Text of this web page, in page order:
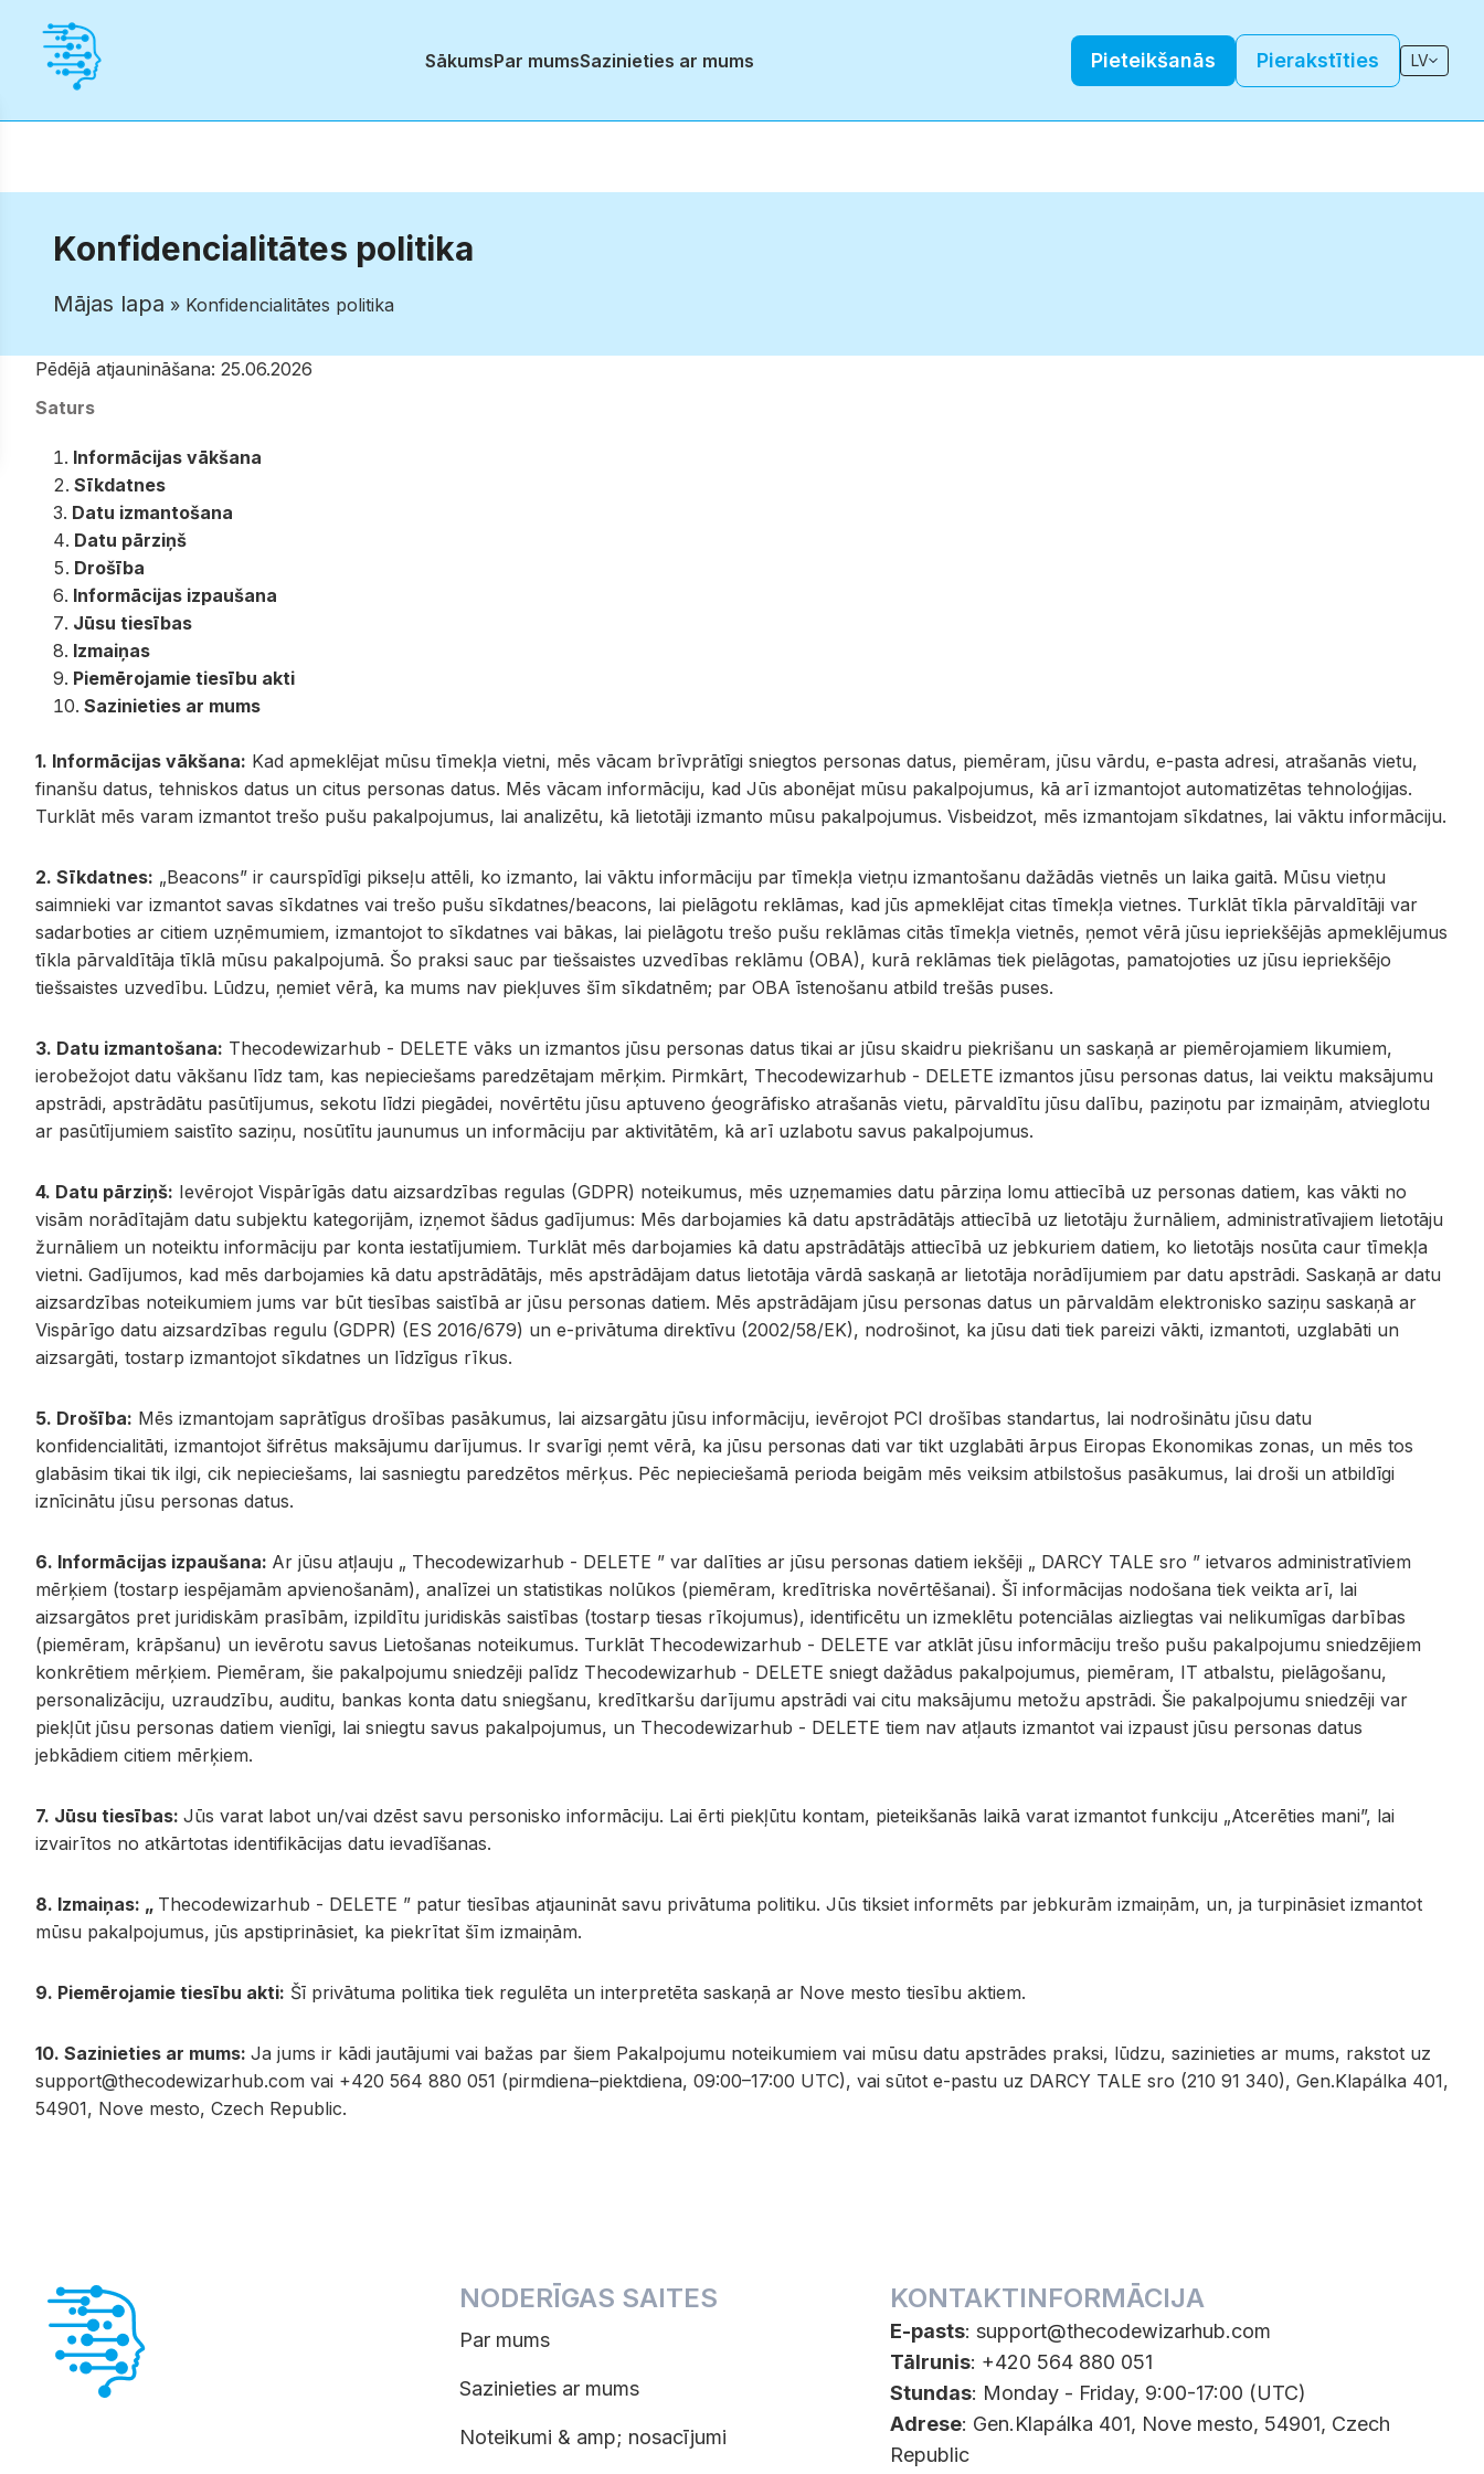
SākumsPar mumsSazinieties ar mums Pieteikšanās Pierakstīties LV
Konfidencialitātes politika
Mājas lapa » Konfidencialitātes politika
Pēdējā atjaunināšana: 25.06.2026
Saturs
Informācijas vākšana
Sīkdatnes
Datu izmantošana
Datu pārziņš
Drošība
Informācijas izpaušana
Jūsu tiesības
Izmaiņas
Piemērojamie tiesību akti
Sazinieties ar mums
1. Informācijas vākšana: Kad apmeklējat mūsu tīmekļa vietni, mēs vācam brīvprātīgi sniegtos personas datus, piemēram, jūsu vārdu, e-pasta adresi, atrašanās vietu,
finanšu datus, tehniskos datus un citus personas datus. Mēs vācam informāciju, kad Jūs abonējat mūsu pakalpojumus, kā arī izmantojot automatizētas tehnoloģijas.
Turklāt mēs varam izmantot trešo pušu pakalpojumus, lai analizētu, kā lietotāji izmanto mūsu pakalpojumus. Visbeidzot, mēs izmantojam sīkdatnes, lai vāktu informāciju.
2. Sīkdatnes: „Beacons” ir caurspīdīgi pikseļu attēli, ko izmanto, lai vāktu informāciju par tīmekļa vietņu izmantošanu dažādās vietnēs un laika gaitā. Mūsu vietņu
saimnieki var izmantot savas sīkdatnes vai trešo pušu sīkdatnes/beacons, lai pielāgotu reklāmas, kad jūs apmeklējat citas tīmekļa vietnes. Turklāt tīkla pārvaldītāji var
sadarboties ar citiem uzņēmumiem, izmantojot to sīkdatnes vai bākas, lai pielāgotu trešo pušu reklāmas citās tīmekļa vietnēs, ņemot vērā jūsu iepriekšējās apmeklējumus
tīkla pārvaldītāja tīklā mūsu pakalpojumā. Šo praksi sauc par tiešsaistes uzvedības reklāmu (OBA), kurā reklāmas tiek pielāgotas, pamatojoties uz jūsu iepriekšējo
tiešsaistes uzvedību. Lūdzu, ņemiet vērā, ka mums nav piekļuves šīm sīkdatnēm; par OBA īstenošanu atbild trešās puses.
3. Datu izmantošana: Thecodewizarhub - DELETE vāks un izmantos jūsu personas datus tikai ar jūsu skaidru piekrišanu un saskaņā ar piemērojamiem likumiem,
ierobežojot datu vākšanu līdz tam, kas nepieciešams paredzētajam mērķim. Pirmkārt, Thecodewizarhub - DELETE izmantos jūsu personas datus, lai veiktu maksājumu
apstrādi, apstrādātu pasūtījumus, sekotu līdzi piegādei, novērtētu jūsu aptuveno ģeogrāfisko atrašanās vietu, pārvaldītu jūsu dalību, paziņotu par izmaiņām, atvieglotu
ar pasūtījumiem saistīto saziņu, nosūtītu jaunumus un informāciju par aktivitātēm, kā arī uzlabotu savus pakalpojumus.
4. Datu pārziņš: Ievērojot Vispārīgās datu aizsardzības regulas (GDPR) noteikumus, mēs uzņemamies datu pārziņa lomu attiecībā uz personas datiem, kas vākti no
visām norādītajām datu subjektu kategorijām, izņemot šādus gadījumus: Mēs darbojamies kā datu apstrādātājs attiecībā uz lietotāju žurnāliem, administratīvajiem lietotāju
žurnāliem un noteiktu informāciju par konta iestatījumiem. Turklāt mēs darbojamies kā datu apstrādātājs attiecībā uz jebkuriem datiem, ko lietotājs nosūta caur tīmekļa
vietni. Gadījumos, kad mēs darbojamies kā datu apstrādātājs, mēs apstrādājam datus lietotāja vārdā saskaņā ar lietotāja norādījumiem par datu apstrādi. Saskaņā ar datu
aizsardzības noteikumiem jums var būt tiesības saistībā ar jūsu personas datiem. Mēs apstrādājam jūsu personas datus un pārvaldām elektronisko saziņu saskaņā ar
Vispārīgo datu aizsardzības regulu (GDPR) (ES 2016/679) un e-privātuma direktīvu (2002/58/EK), nodrošinot, ka jūsu dati tiek pareizi vākti, izmantoti, uzglabāti un
aizsargāti, tostarp izmantojot sīkdatnes un līdzīgus rīkus.
5. Drošība: Mēs izmantojam saprātīgus drošības pasākumus, lai aizsargātu jūsu informāciju, ievērojot PCI drošības standartus, lai nodrošinātu jūsu datu
konfidencialitāti, izmantojot šifrētus maksājumu darījumus. Ir svarīgi ņemt vērā, ka jūsu personas dati var tikt uzglabāti ārpus Eiropas Ekonomikas zonas, un mēs tos
glabāsim tikai tik ilgi, cik nepieciešams, lai sasniegtu paredzētos mērķus. Pēc nepieciešamā perioda beigām mēs veiksim atbilstošus pasākumus, lai droši un atbildīgi
iznīcinātu jūsu personas datus.
6. Informācijas izpaušana: Ar jūsu atļauju „ Thecodewizarhub - DELETE ” var dalīties ar jūsu personas datiem iekšēji „ DARCY TALE sro ” ietvaros administratīviem
mērķiem (tostarp iespējamām apvienošanām), analīzei un statistikas nolūkos (piemēram, kredītriska novērtēšanai). Šī informācijas nodošana tiek veikta arī, lai
aizsargātos pret juridiskām prasībām, izpildītu juridiskās saistības (tostarp tiesas rīkojumus), identificētu un izmeklētu potenciālas aizliegtas vai nelikumīgas darbības
(piemēram, krāpšanu) un ievērotu savus Lietošanas noteikumus. Turklāt Thecodewizarhub - DELETE var atklāt jūsu informāciju trešo pušu pakalpojumu sniedzējiem
konkrētiem mērķiem. Piemēram, šie pakalpojumu sniedzēji palīdz Thecodewizarhub - DELETE sniegt dažādus pakalpojumus, piemēram, IT atbalstu, pielāgošanu,
personalizāciju, uzraudzību, auditu, bankas konta datu sniegšanu, kredītkaršu darījumu apstrādi vai citu maksājumu metožu apstrādi. Šie pakalpojumu sniedzēji var
piekļūt jūsu personas datiem vienīgi, lai sniegtu savus pakalpojumus, un Thecodewizarhub - DELETE tiem nav atļauts izmantot vai izpaust jūsu personas datus
jebkādiem citiem mērķiem.
7. Jūsu tiesības: Jūs varat labot un/vai dzēst savu personisko informāciju. Lai ērti piekļūtu kontam, pieteikšanās laikā varat izmantot funkciju „Atcerēties mani”, lai
izvairītos no atkārtotas identifikācijas datu ievadīšanas.
8. Izmaiņas: „ Thecodewizarhub - DELETE ” patur tiesības atjaunināt savu privātuma politiku. Jūs tiksiet informēts par jebkurām izmaiņām, un, ja turpināsiet izmantot
mūsu pakalpojumus, jūs apstiprināsiet, ka piekrītat šīm izmaiņām.
9. Piemērojamie tiesību akti: Šī privātuma politika tiek regulēta un interpretēta saskaņā ar Nove mesto tiesību aktiem.
10. Sazinieties ar mums: Ja jums ir kādi jautājumi vai bažas par šiem Pakalpojumu noteikumiem vai mūsu datu apstrādes praksi, lūdzu, sazinieties ar mums, rakstot uz
support@thecodewizarhub.com vai +420 564 880 051 (pirmdiena–piektdiena, 09:00–17:00 UTC), vai sūtot e-pastu uz DARCY TALE sro (210 91 340), Gen.Klapálka 401,
54901, Nove mesto, Czech Republic.
NODERĪGAS SAITES
Par mums
Sazinieties ar mums
Noteikumi & amp; nosacījumi
KONTAKTINFORMĀCIJA
E-pasts: support@thecodewizarhub.com
Tālrunis: +420 564 880 051
Stundas: Monday - Friday, 9:00-17:00 (UTC)
Adrese: Gen.Klapálka 401, Nove mesto, 54901, Czech
Republic